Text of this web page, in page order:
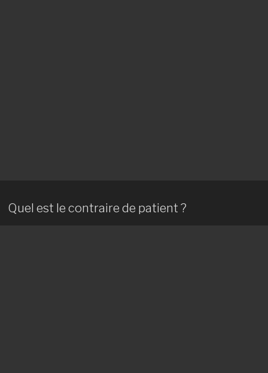
Quel est le contraire de patient ?